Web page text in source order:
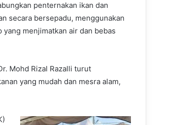
penternakan ikan dan
secara bersepadu, menggunakan
menjimatkan air dan bebas
Mohd Rizal Razalli turut
yang mudah dan mesra alam,